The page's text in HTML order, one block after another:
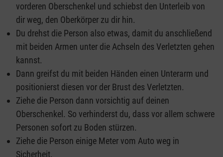
vorderen Oberschenkel und schiebst den Unterleib von
dir weg, den Oberkörper zu dir hin.
Du drehst die Person also etwas, damit du anschließend
mit beiden Armen unter die Achseln des Verletzten gehen
kannst.
Dann greifst du mit beiden Händen einen Unterarm und
positionierst diesen vor der Brust des Verletzten.
Ziehe die Person dann vorsichtig auf deinen
Oberschenkel. So verhinderst du, dass vor allem schwere
Personen sofort zu Boden stürzen.
Ziehe die Person einige Meter vom Auto weg in
Sicherheit.